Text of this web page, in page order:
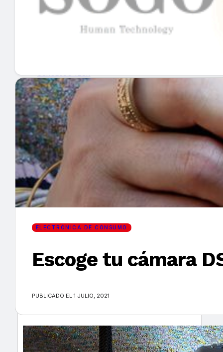
EMPRESAS
GUÍA DE COMPRA
MERCADOS Y TENDENCIAS
EVENTOS
HEMEROTECA
Encuentra tu noticia
ELECTRÓNICA DE CONSUMO
Escoge tu cámara
PUBLICADO EL 1 JULIO, 2021